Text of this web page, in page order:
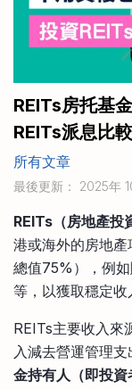
管理及
管理
一次過
申請清
CreFIT
私人貸款
年利率/
投資戶
比較最
投資戶
比較最
投資加
比較最
比較最
比較定
信用卡
比較各種
關於我們
Academy
Marketplace
其他網站
手機App與理財資訊
商業解決方案
企業服務
REITs房托基
REITs派息比
所有文章
最後更新： 2025年
REITs（房地產投
港或海外的房地
總值75%），例
等，以獲取穩定收
REITs主要收入來
入減去營運管理支
金持有人（即投資